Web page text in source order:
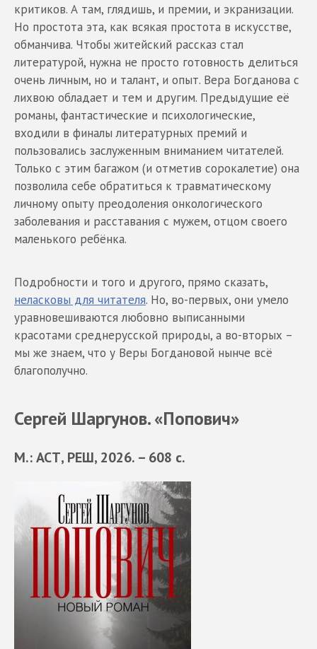
критиков. А там, глядишь, и премии, и экранизации.
Но простота эта, как всякая простота в искусстве,
обманчива. Чтобы житейский рассказ стал
литературой, нужна не просто готовность делиться
очень личным, но и талант, и опыт. Вера Богданова с
лихвою обладает и тем и другим. Предыдущие её
романы, фантастические и психологические,
входили в финалы литературных премий и
пользовались заслуженным вниманием читателей.
Только с этим багажом (и отметив сорокалетие) она
позволила себе обратиться к травматическому
личному опыту преодоления онкологического
заболевания и расставания с мужем, отцом своего
маленького ребёнка.
Подробности и того и другого, прямо сказать,
неласковы для читателя. Но, во-первых, они умело
уравновешиваются любовно выписанными
красотами среднерусской природы, а во-вторых –
мы же знаем, что у Веры Богдановой нынче всё
благополучно.
Сергей Шаргунов. «Попович»
М.: АСТ, РЕШ, 2026. – 608 с.